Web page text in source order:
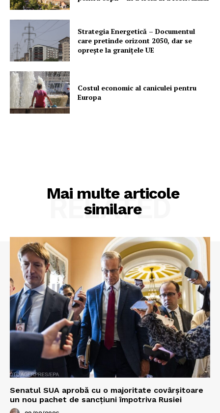
Strategia Energetică – Documentul
care pretinde orizont 2050, dar se
oprește la granițele UE
Costul economic al caniculei pentru
Europa
Mai multe articole
similare
RELATED
Senatul SUA aprobă cu o majoritate covârșitoare
un nou pachet de sancțiuni împotriva Rusiei